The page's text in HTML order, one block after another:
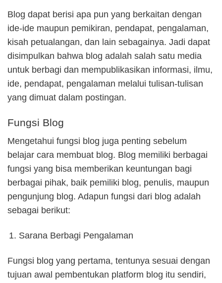
Blog dapat berisi apa pun yang berkaitan dengan
ide-ide maupun pemikiran, pendapat, pengalaman,
kisah petualangan, dan lain sebagainya. Jadi dapat
disimpulkan bahwa blog adalah salah satu media
untuk berbagi dan mempublikasikan informasi, ilmu,
ide, pendapat, pengalaman melalui tulisan-tulisan
yang dimuat dalam postingan.
Fungsi Blog
Mengetahui fungsi blog juga penting sebelum
belajar cara membuat blog. Blog memiliki berbagai
fungsi yang bisa memberikan keuntungan bagi
berbagai pihak, baik pemiliki blog, penulis, maupun
pengunjung blog. Adapun fungsi dari blog adalah
sebagai berikut:
Sarana Berbagi Pengalaman
Fungsi blog yang pertama, tentunya sesuai dengan
tujuan awal pembentukan platform blog itu sendiri,